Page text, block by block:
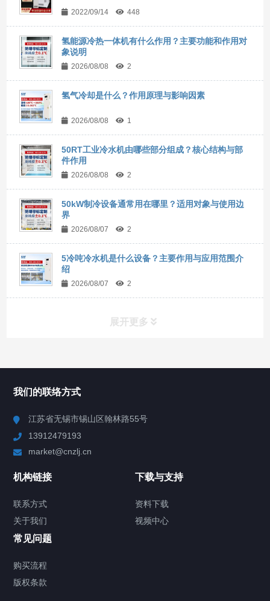
2022/09/14 448
氢能源冷热一体机有什么作用？主要功能和作用对
象说明
2026/08/08 2
氢气冷却是什么？作用原理与影响因素
2026/08/08 1
50RT工业冷水机由哪些部分组成？核心结构与部
件作用
2026/08/08 2
50kW制冷设备通常用在哪里？适用对象与使用边
界
2026/08/07 2
5冷吨冷水机是什么设备？主要作用与应用范围介
绍
2026/08/07 2
展开更多
Chiller高精度制冷循环器
TCU温度控制单元
Chiller气体控温系统
我们的联络方式
江苏省无锡市锡山区翰林路55号
13912479193
market@cnzlj.cn
机构链接
联系方式
关于我们
下载与支持
资料下载
视频中心
常见问题
购买流程
版权条款